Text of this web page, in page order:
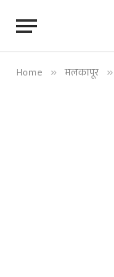
Home » मलकापूर »